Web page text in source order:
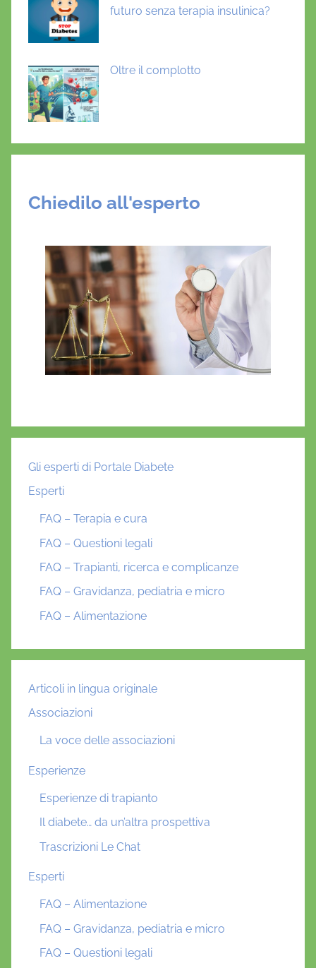
futuro senza terapia insulinica?
Oltre il complotto
Chiedilo all'esperto
Gli esperti di Portale Diabete
Esperti
FAQ – Terapia e cura
FAQ – Questioni legali
FAQ – Trapianti, ricerca e complicanze
FAQ – Gravidanza, pediatria e micro
FAQ – Alimentazione
Articoli in lingua originale
Associazioni
La voce delle associazioni
Esperienze
Esperienze di trapianto
Il diabete… da un’altra prospettiva
Trascrizioni Le Chat
Esperti
FAQ – Alimentazione
FAQ – Gravidanza, pediatria e micro
FAQ – Questioni legali